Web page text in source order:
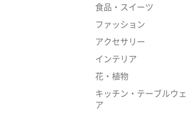
食品・スイーツ
ファッション
アクセサリー
インテリア
花・植物
キッチン・テーブルウェ
ア